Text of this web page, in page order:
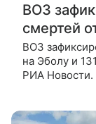
ВОЗ
смертей
ВОЗ
на Эболу и
РИА Новости.